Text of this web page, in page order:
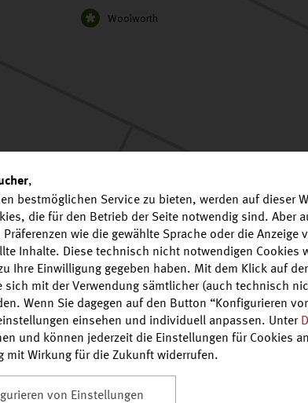
Woolworth
bequem zu
,
bestmöglichen Service zu bieten, werden auf dieser
die für den Betrieb der Seite notwendig sind. Aber
wie die gewählte Sprache oder die Anzeige
Inhalte. Diese technisch nicht notwendigen Cookies
Ihre Einwilligung gegeben haben. Mit dem Klick auf
sich mit der Verwendung sämtlicher (auch technisch
Wenn Sie dagegen auf den Button “Konfigurieren
einsehen und individuell anpassen. Unter
und können jederzeit die Einstellungen für Cookies
mit Wirkung für die Zukunft widerrufen.
von Einstellungen